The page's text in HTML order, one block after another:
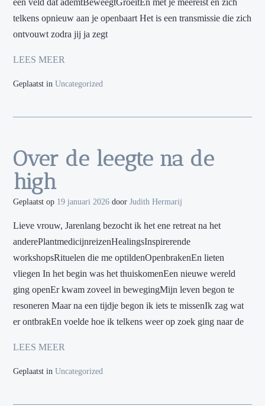
een veld dat ademtBeweegtGroeitEn met je meereist en zich
telkens opnieuw aan je openbaart Het is een transmissie die zich
ontvouwt zodra jij ja zegt
LEES MEER
Geplaatst in Uncategorized
Over de leegte na de
high
Geplaatst op 19 januari 2026 door Judith Hermarij
Lieve vrouw, Jarenlang bezocht ik het ene retreat na het
anderePlantmedicijnreizenHealingsInspirerende
workshopsRituelen die me optildenOpenbrakenEn lieten
vliegen In het begin was het thuiskomenEen nieuwe wereld
ging openEr kwam zoveel in bewegingMijn leven begon te
resoneren Maar na een tijdje begon ik iets te missenIk zag wat
er ontbrakEn voelde hoe ik telkens weer op zoek ging naar de
LEES MEER
Geplaatst in Uncategorized